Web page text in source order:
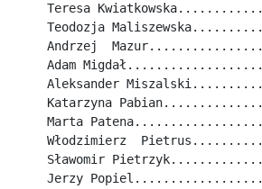
Teresa
Teodozja
Andrzej
Adam
Aleksander
Katarzyna
Marta
Włodzimierz
Sławomir
Jerzy